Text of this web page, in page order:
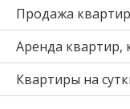
Продажа
Аренда квартир,
Квартиры на